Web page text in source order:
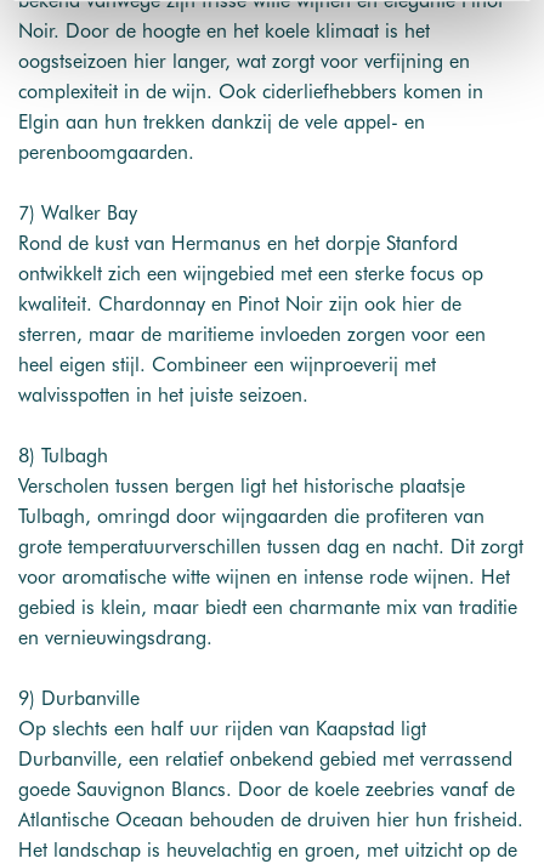
sprake zijn van gepersonaliseerde content.
Noir. Door de hoogte en het koele klimaat is het
oogstseizoen hier langer, wat zorgt voor verfijning en
complexiteit in de wijn. Ook ciderliefhebbers komen in
Elgin aan hun trekken dankzij de vele appel- en
perenboomgaarden.
7) Walker Bay
Rond de kust van Hermanus en het dorpje Stanford
ontwikkelt zich een wijngebied met een sterke focus op
kwaliteit. Chardonnay en Pinot Noir zijn ook hier de
sterren, maar de maritieme invloeden zorgen voor een
heel eigen stijl. Combineer een wijnproeverij met
walvisspotten in het juiste seizoen.
8) Tulbagh
Verscholen tussen bergen ligt het historische plaatsje
Tulbagh, omringd door wijngaarden die profiteren van
grote temperatuurverschillen tussen dag en nacht. Dit zorgt
voor aromatische witte wijnen en intense rode wijnen. Het
gebied is klein, maar biedt een charmante mix van traditie
en vernieuwingsdrang.
9) Durbanville
Op slechts een half uur rijden van Kaapstad ligt
Durbanville, een relatief onbekend gebied met verrassend
goede Sauvignon Blancs. Door de koele zeebries vanaf de
Atlantische Oceaan behouden de druiven hier hun frisheid.
Het landschap is heuvelachtig en groen, met uitzicht op de